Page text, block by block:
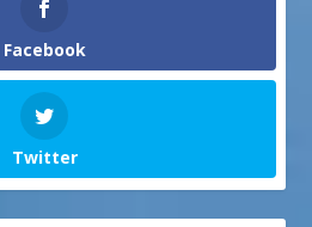
Facebook
Twitter